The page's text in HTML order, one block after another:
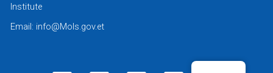
Institute
Email: info@Mols.gov.et